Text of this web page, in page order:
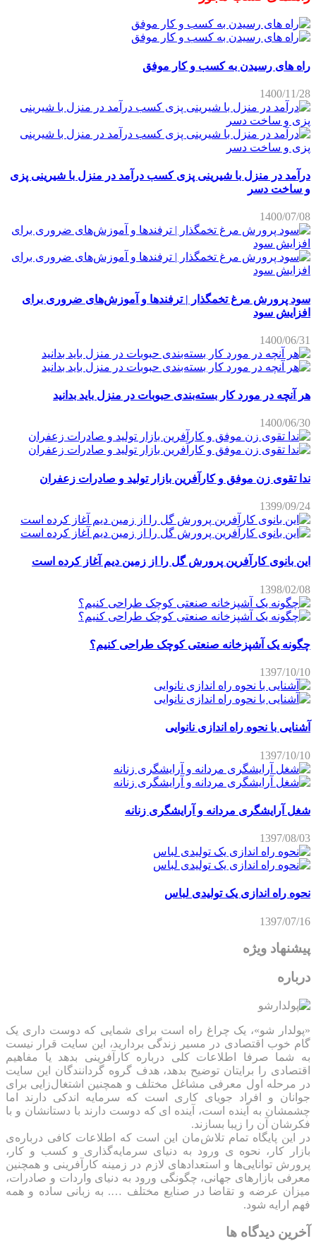
راه های رسیدن به کسب و کار موفق
1400/11/28
درآمد در منزل با شیرینی پزی کسب درآمد در منزل با شیرینی پزی
و ساخت دسر
1400/07/08
سود پرورش مرغ تخمگذار | ترفندها و آموزش‌های ضروری برای
افزایش سود
1400/06/31
هر آنچه در مورد کار بسته‌بندی حبوبات در منزل باید بدانید
1400/06/30
ندا تقوی زن موفق و کارآفرین بازار تولید و صادرات زعفران
1399/09/24
این بانوی کارآفرین پرورش گل را از زمین دیم آغاز کرده است
1398/02/08
چگونه یک آشپزخانه صنعتی کوچک طراحی کنیم؟
1397/10/10
آشنایی با نحوه راه اندازی نانوایی
1397/10/10
شغل آرایشگری مردانه و آرایشگری زنانه
1397/08/03
نحوه راه اندازی یک تولیدی لباس
1397/07/16
پیشنهاد ویژه
درباره
«پولدار شو»، یک چراغ راه است برای شمایی که دوست داری یک
گام خوب اقتصادی در مسیر زندگی بردارید، این سایت قرار نیست
به شما صرفا اطلاعات کلی درباره کارآفرینی بدهد یا مفاهیم
اقتصادی را برایتان توضیح بدهد، هدف گروه گردانندگان این سایت
در مرحله اول معرفی مشاغل مختلف و همچنین اشتغال‌زایی برای
جوانان و افراد جویای کاری است که سرمایه اندکی دارند اما
چشمشان به آینده است، آینده ای که دوست دارند با دستانشان و با
فکرشان آن را زیبا بسازند.
در این پایگاه تمام تلاش‌مان این است که ‌اطلاعات کافی درباره‌ی
بازار کار، نحوه ی ورود به دنیای سرمایه‌گذاری و کسب و کار،
پرورش توانایی‌ها و استعدادهای لازم در زمینه کارآفرینی و همچنین
معرفی بازارهای جهانی، چگونگی ورود به دنیای واردات و صادرات،
میزان عرضه و تقاضا در صنایع مختلف …. به زبانی ساده و همه
فهم ارایه شود.
آخرین دیدگاه ها